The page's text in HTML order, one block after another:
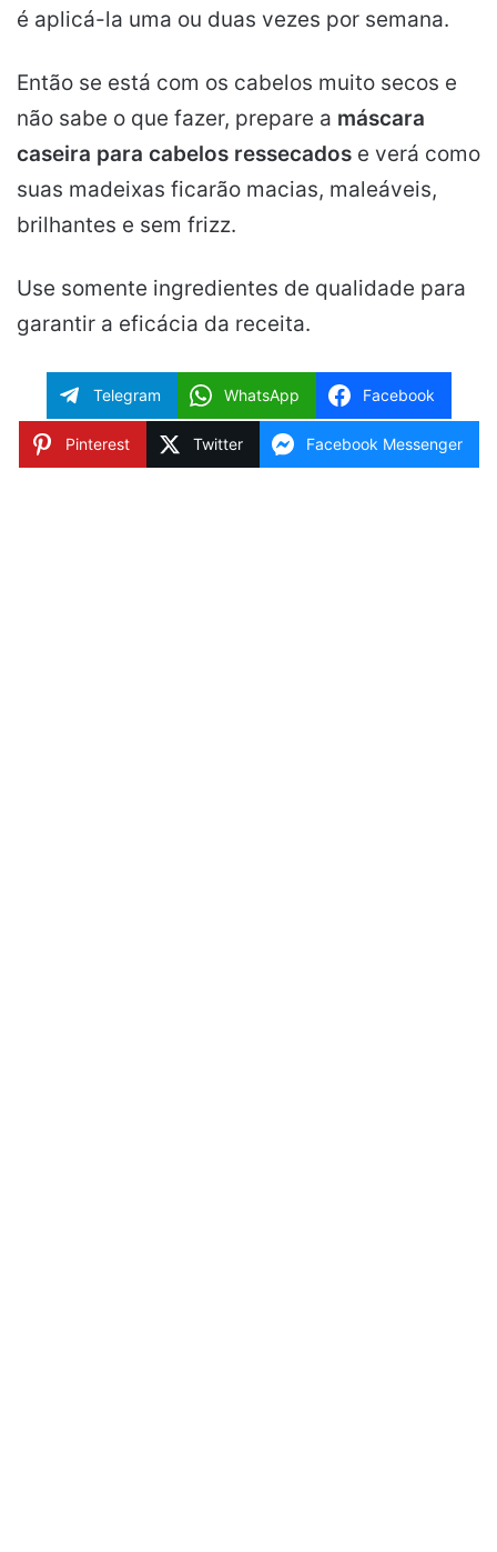
é aplicá-la uma ou duas vezes por semana.
Então se está com os cabelos muito secos e
não sabe o que fazer, prepare a máscara
caseira para cabelos ressecados e verá como
suas madeixas ficarão macias, maleáveis,
brilhantes e sem frizz.
Use somente ingredientes de qualidade para
garantir a eficácia da receita.
Telegram WhatsApp Facebook
Pinterest Twitter Facebook Messenger